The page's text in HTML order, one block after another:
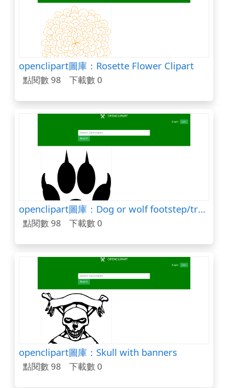
openclipart圖庫：Rosette Flower Clipart
點閱數 98 下載數 0
openclipart圖庫：Dog or wolf footstep/track
點閱數 98 下載數 0
openclipart圖庫：Skull with banners
點閱數 98 下載數 0